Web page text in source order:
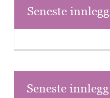
Seneste innlegg
Seneste innlegg